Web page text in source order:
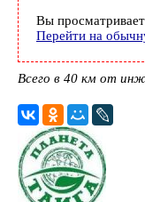
Вы
Перейти на
Всего в 40 км от